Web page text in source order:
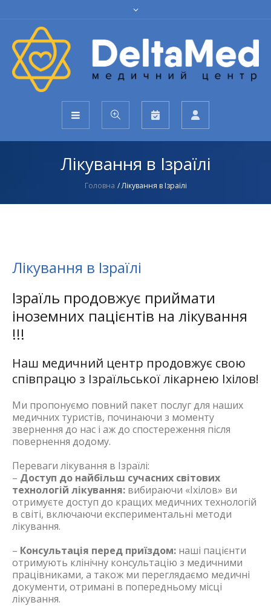
Лікування в Ізраїлі
Головна /Лікування в Ізраїлі
Лікування в Ізраїлі
Ізраїль продовжує приймати
іноземних пацієнтів на лікування
!!!
Наш медичний центр продовжує свою
співпрацю з Ізраїльської лікарнею Іхілов!
Ми пропонуємо повний пакет послуг для наших
медичних туристів, починаючи з моменту
звернення до нас і аж до спостереження після
повернення додому.
Переваги лікування в Ізраїлі:
– Доступ до найбільш сучасних світових
технологій лікування:вибираючи «Іхілов» ви
отримуєте доступ до кращих медичних технологій
в світі, включаючи експериментальні методи
лікування.
– Консультація перед приїздом:наші пацієнти
отримують клінічну консультацію з медичними
працівниками, а також ми переглядаємо медичні
документи, отримані в попередньому місці
лікування.